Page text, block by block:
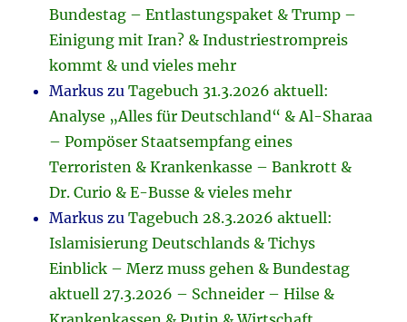
Bundestag – Entlastungspaket & Trump –
Einigung mit Iran? & Industriestrompreis
kommt & und vieles mehr
Markus zuTagebuch 31.3.2026 aktuell:
Analyse „Alles für Deutschland“ & Al-Sharaa
– Pompöser Staatsempfang eines
Terroristen & Krankenkasse – Bankrott &
Dr. Curio & E-Busse & vieles mehr
Markus zuTagebuch 28.3.2026 aktuell:
Islamisierung Deutschlands & Tichys
Einblick – Merz muss gehen & Bundestag
aktuell 27.3.2026 – Schneider – Hilse &